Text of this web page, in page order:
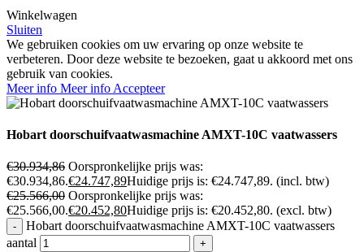
Winkelwagen
Sluiten
We gebruiken cookies om uw ervaring op onze website te
verbeteren. Door deze website te bezoeken, gaat u akkoord met ons
gebruik van cookies.
Meer info Meer info Accepteer
Hobart doorschuifvaatwasmachine AMXT-10C vaatwassers
€30.934,86 Oorspronkelijke prijs was:
€30.934,86.€24.747,89Huidige prijs is: €24.747,89. (incl. btw)
€25.566,00 Oorspronkelijke prijs was:
€25.566,00.€20.452,80Huidige prijs is: €20.452,80. (excl. btw)
Hobart doorschuifvaatwasmachine AMXT-10C vaatwassers
aantal